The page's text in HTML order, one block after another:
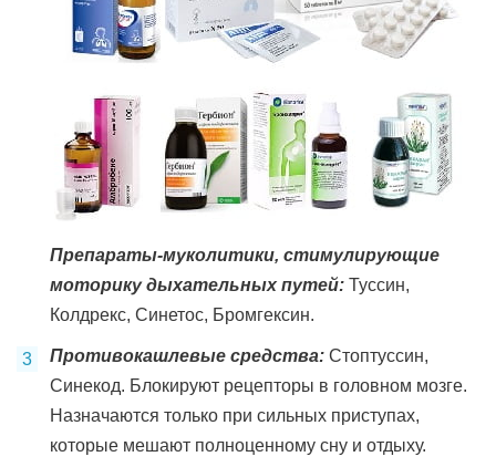
Препараты-муколитики, стимулирующие
моторику дыхательных путей: Туссин,
Колдрекс, Синетос, Бромгексин.
Противокашлевые средства: Стоптуссин,
Синекод. Блокируют рецепторы в головном мозге.
Назначаются только при сильных приступах,
которые мешают полноценному сну и отдыху.